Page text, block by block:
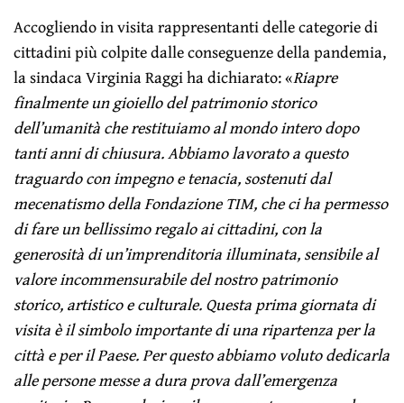
Accogliendo in visita rappresentanti delle categorie di
cittadini più colpite dalle conseguenze della pandemia,
la sindaca Virginia Raggi ha dichiarato: «Riapre
finalmente un gioiello del patrimonio storico
dell’umanità che restituiamo al mondo intero dopo
tanti anni di chiusura. Abbiamo lavorato a questo
traguardo con impegno e tenacia, sostenuti dal
mecenatismo della Fondazione TIM, che ci ha permesso
di fare un bellissimo regalo ai cittadini, con la
generosità di un’imprenditoria illuminata, sensibile al
valore incommensurabile del nostro patrimonio
storico, artistico e culturale. Questa prima giornata di
visita è il simbolo importante di una ripartenza per la
città e per il Paese. Per questo abbiamo voluto dedicarla
alle persone messe a dura prova dall’emergenza